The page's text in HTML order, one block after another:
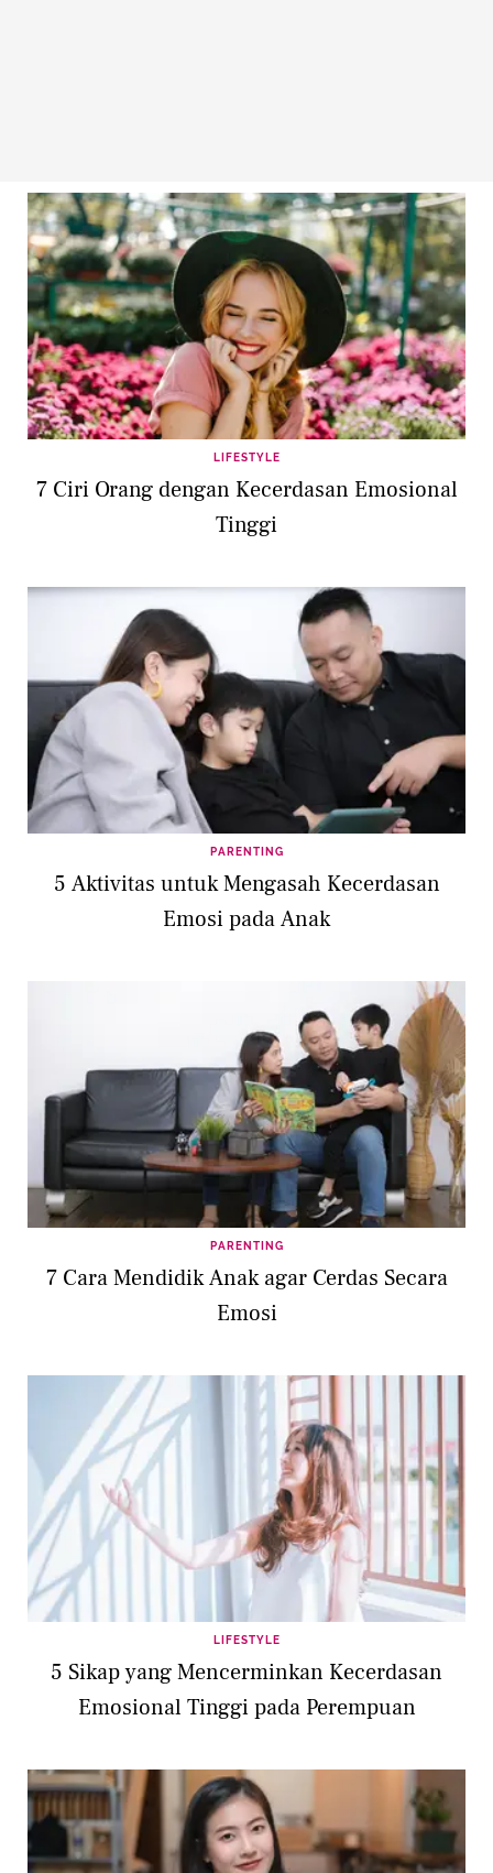
LIFESTYLE
7 Ciri Orang dengan Kecerdasan Emosional
Tinggi
PARENTING
5 Aktivitas untuk Mengasah Kecerdasan
Emosi pada Anak
PARENTING
7 Cara Mendidik Anak agar Cerdas Secara
Emosi
LIFESTYLE
5 Sikap yang Mencerminkan Kecerdasan
Emosional Tinggi pada Perempuan